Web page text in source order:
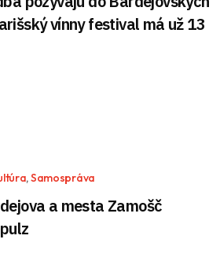
vínny festival má už 13
,Samospráva
a mesta Zamošč